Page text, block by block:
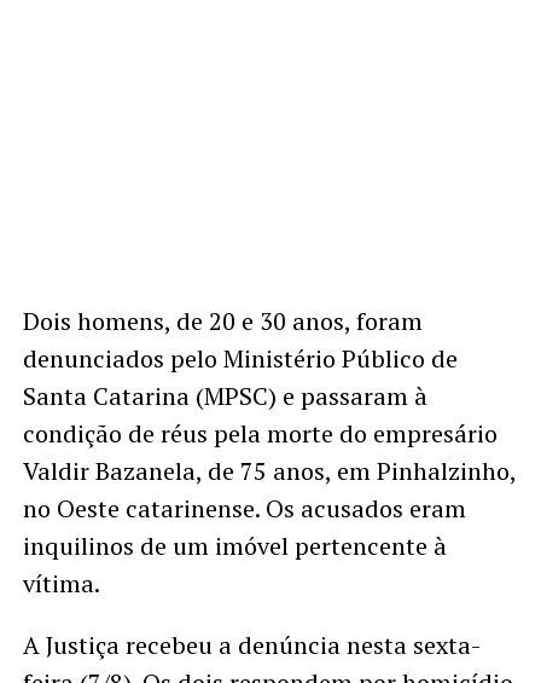
Dois homens, de 20 e 30 anos, foram
denunciados pelo Ministério Público de
Santa Catarina (MPSC) e passaram à
condição de réus pela morte do empresário
Valdir Bazanela, de 75 anos, em Pinhalzinho,
no Oeste catarinense. Os acusados eram
inquilinos de um imóvel pertencente à
vítima.
A Justiça recebeu a denúncia nesta sexta-